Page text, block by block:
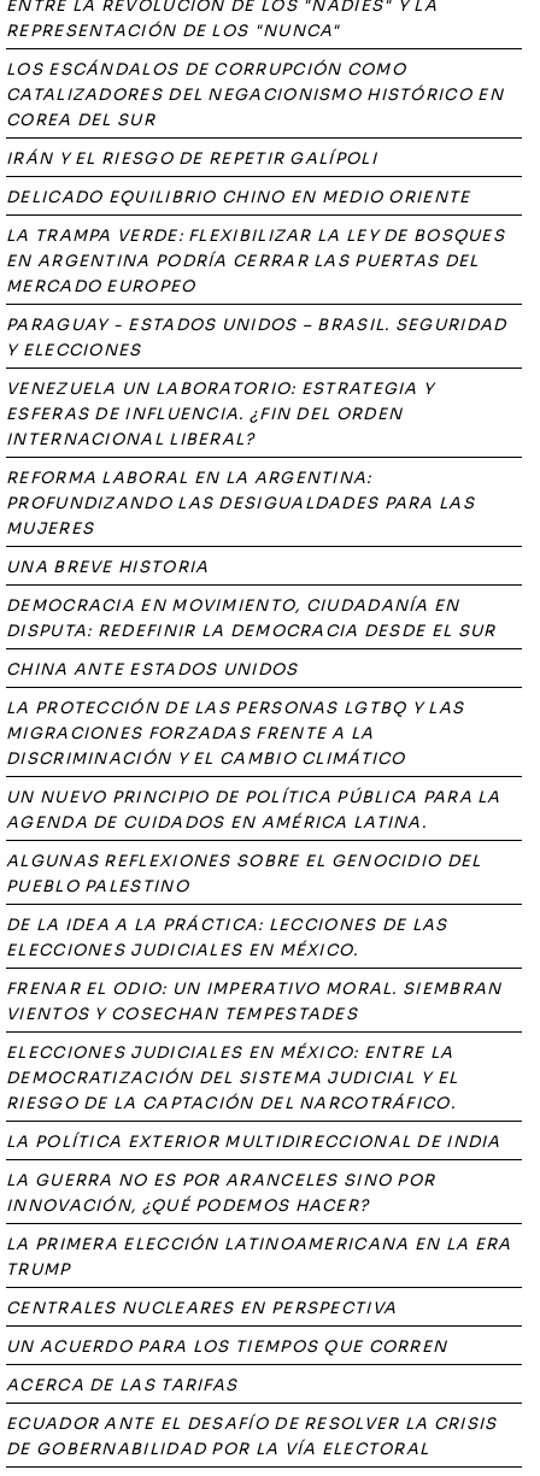
ENTRE LA REVOLUCIÓN DE LOS "NADIES" Y LA
REPRESENTACIÓN DE LOS "NUNCA"
LOS ESCÁNDALOS DE CORRUPCIÓN COMO
CATALIZADORES DEL NEGACIONISMO HISTÓRICO EN
COREA DEL SUR
IRÁN Y EL RIESGO DE REPETIR GALÍPOLI
DELICADO EQUILIBRIO CHINO EN MEDIO ORIENTE
LA TRAMPA VERDE: FLEXIBILIZAR LA LEY DE BOSQUES
EN ARGENTINA PODRÍA CERRAR LAS PUERTAS DEL
MERCADO EUROPEO
PARAGUAY - ESTADOS UNIDOS – BRASIL. SEGURIDAD
Y ELECCIONES
VENEZUELA UN LABORATORIO: ESTRATEGIA Y
ESFERAS DE INFLUENCIA. ¿FIN DEL ORDEN
INTERNACIONAL LIBERAL?
REFORMA LABORAL EN LA ARGENTINA:
PROFUNDIZANDO LAS DESIGUALDADES PARA LAS
MUJERES
UNA BREVE HISTORIA
DEMOCRACIA EN MOVIMIENTO, CIUDADANÍA EN
DISPUTA: REDEFINIR LA DEMOCRACIA DESDE EL SUR
CHINA ANTE ESTADOS UNIDOS
LA PROTECCIÓN DE LAS PERSONAS LGTBQ Y LAS
MIGRACIONES FORZADAS FRENTE A LA
DISCRIMINACIÓN Y EL CAMBIO CLIMÁTICO
UN NUEVO PRINCIPIO DE POLÍTICA PÚBLICA PARA LA
AGENDA DE CUIDADOS EN AMÉRICA LATINA.
ALGUNAS REFLEXIONES SOBRE EL GENOCIDIO DEL
PUEBLO PALESTINO
DE LA IDEA A LA PRÁCTICA: LECCIONES DE LAS
ELECCIONES JUDICIALES EN MÉXICO.
FRENAR EL ODIO: UN IMPERATIVO MORAL. SIEMBRAN
VIENTOS Y COSECHAN TEMPESTADES
ELECCIONES JUDICIALES EN MÉXICO: ENTRE LA
DEMOCRATIZACIÓN DEL SISTEMA JUDICIAL Y EL
RIESGO DE LA CAPTACIÓN DEL NARCOTRÁFICO.
LA POLÍTICA EXTERIOR MULTIDIRECCIONAL DE INDIA
LA GUERRA NO ES POR ARANCELES SINO POR
INNOVACIÓN, ¿QUÉ PODEMOS HACER?
LA PRIMERA ELECCIÓN LATINOAMERICANA EN LA ERA
TRUMP
CENTRALES NUCLEARES EN PERSPECTIVA
UN ACUERDO PARA LOS TIEMPOS QUE CORREN
ACERCA DE LAS TARIFAS
ECUADOR ANTE EL DESAFÍO DE RESOLVER LA CRISIS
DE GOBERNABILIDAD POR LA VÍA ELECTORAL